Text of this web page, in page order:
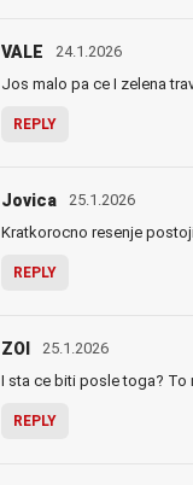
VALE 24.1.2026
Jos malo pa ce I zelena
REPLY
Jovica 25.1.2026
Kratkorocno resenje
REPLY
ZOI 25.1.2026
I sta ce biti posle toga? To
REPLY